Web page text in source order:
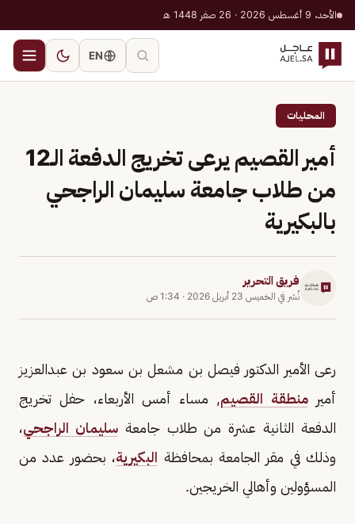
الأحد، 9 أغسطس 2026 · 26 صفر 1448 هـ
EN
المحليات
أمير القصيم يرعى تخريج الدفعة الـ12
من طلاب جامعة سليمان الراجحي
بالبكيرية
فريق التحرير
نُشر في الخميس 23 أبريل 2026 · 1:34 ص
رعى الأمير الدكتور فيصل بن مشعل بن سعود بن عبدالعزيز
أميرمنطقة القصيم, مساء أمس الأربعاء، حفل تخريج
الدفعة الثانية عشرة من طلاب جامعةسليمان الراجحي،
وذلك في مقر الجامعة بمحافظة البكيرية، بحضور عدد من
المسؤولين وأهالي الخريجين.